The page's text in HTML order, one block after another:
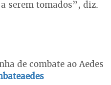
serem tomados”, diz.
de combate ao Aedes